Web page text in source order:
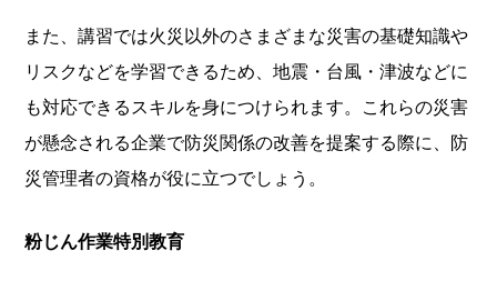
また、講習では火災以外のさまざまな災害の基礎知識や
リスクなどを学習できるため、地震・台風・津波などに
も対応できるスキルを身につけられます。これらの災害
が懸念される企業で防災関係の改善を提案する際に、防
災管理者の資格が役に立つでしょう。
粉じん作業特別教育